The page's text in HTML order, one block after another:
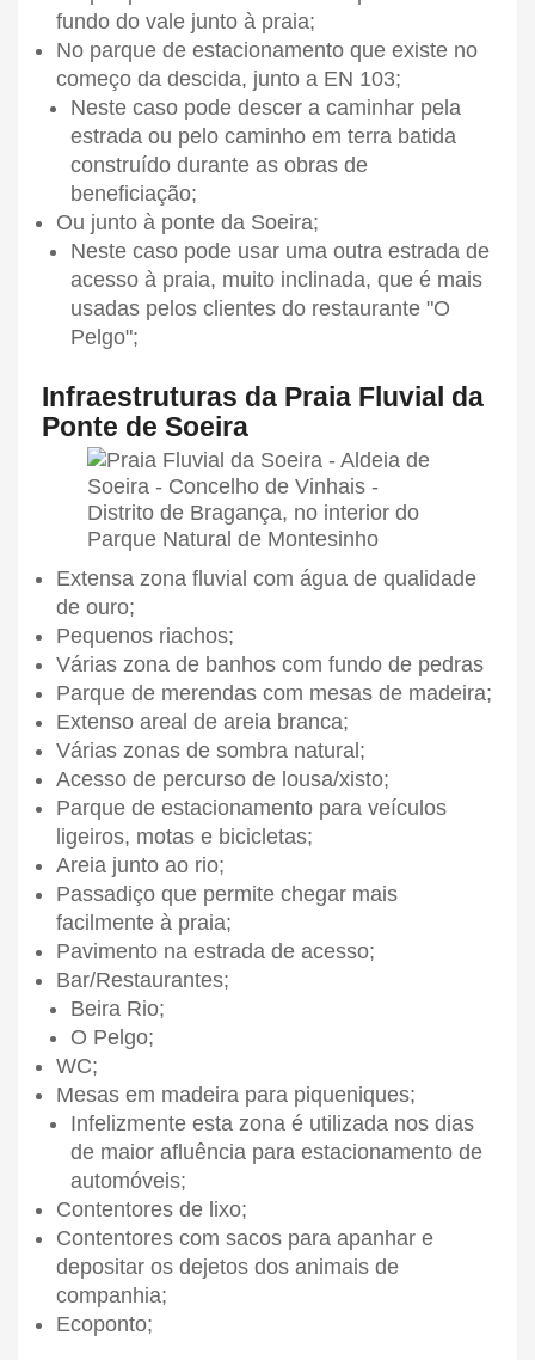
fundo do vale junto à praia;
No parque de estacionamento que existe no
começo da descida, junto a EN 103;
Neste caso pode descer a caminhar pela
estrada ou pelo caminho em terra batida
construído durante as obras de
beneficiação;
Ou junto à ponte da Soeira;
Neste caso pode usar uma outra estrada de
acesso à praia, muito inclinada, que é mais
usadas pelos clientes do restaurante "O
Pelgo";
Infraestruturas da Praia Fluvial da
Ponte de Soeira
Extensa zona fluvial com água de qualidade
de ouro;
Pequenos riachos;
Várias zona de banhos com fundo de pedras
Parque de merendas com mesas de madeira;
Extenso areal de areia branca;
Várias zonas de sombra natural;
Acesso de percurso de lousa/xisto;
Parque de estacionamento para veículos
ligeiros, motas e bicicletas;
Areia junto ao rio;
Passadiço que permite chegar mais
facilmente à praia;
Pavimento na estrada de acesso;
Bar/Restaurantes;
Beira Rio;
O Pelgo;
WC;
Mesas em madeira para piqueniques;
Infelizmente esta zona é utilizada nos dias
de maior afluência para estacionamento de
automóveis;
Contentores de lixo;
Contentores com sacos para apanhar e
depositar os dejetos dos animais de
companhia;
Ecoponto;